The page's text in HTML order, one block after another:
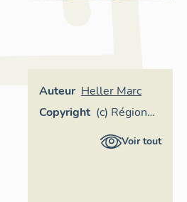
Auteur Heller Marc
Copyright (c) Région
Provence-Voir tout